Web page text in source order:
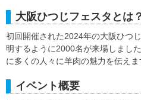
大阪ひつじフェスタとは？
初回開催された2024年の大阪ひつ
明するように2000名が来場しまし
に多くの人々に羊肉の魅力を伝えま
イベント概要